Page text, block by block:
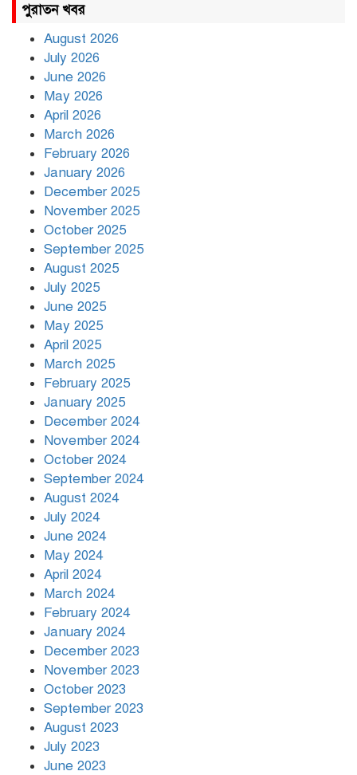
বৃষ্টি থামার নাম নেই, পথে পথে
পুরাতন খবর
August 2026
July 2026
June 2026
May 2026
April 2026
March 2026
February 2026
January 2026
December 2025
November 2025
October 2025
September 2025
August 2025
July 2025
June 2025
May 2025
April 2025
March 2025
February 2025
January 2025
December 2024
November 2024
October 2024
September 2024
August 2024
July 2024
June 2024
May 2024
April 2024
March 2024
February 2024
January 2024
December 2023
November 2023
October 2023
September 2023
August 2023
July 2023
June 2023